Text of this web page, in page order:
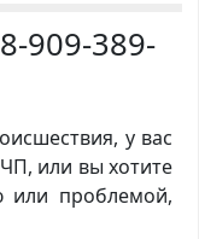
8-909-389-
у вас
или вы хотите
или проблемой,